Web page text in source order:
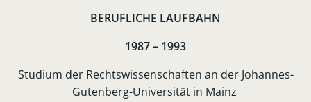
BERUFLICHE LAUFBAHN
1987 – 1993
Studium der Rechtswissenschaften an der Johannes-
Gutenberg-Universität in Mainz